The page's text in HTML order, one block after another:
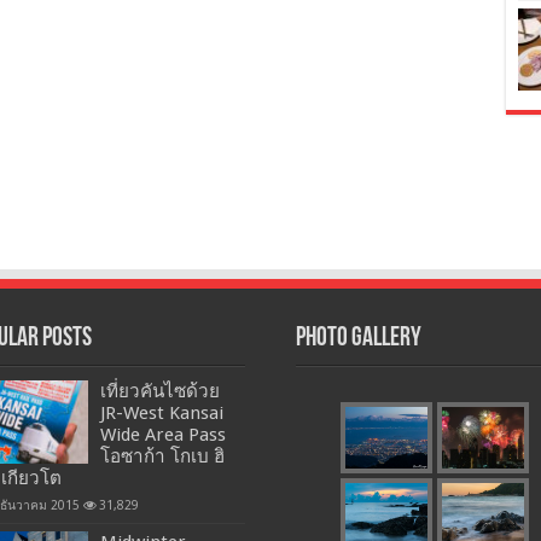
Posts
เที่ยวคันไซด้วย
JR-West Kansai
Wide Area Pass
โอซาก้า โกเบ ฮิ
กียวโต
นวาคม 2015 31,829
Photo Gallery